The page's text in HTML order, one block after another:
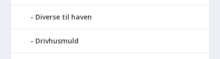
Diverse til haven
Drivhusmuld